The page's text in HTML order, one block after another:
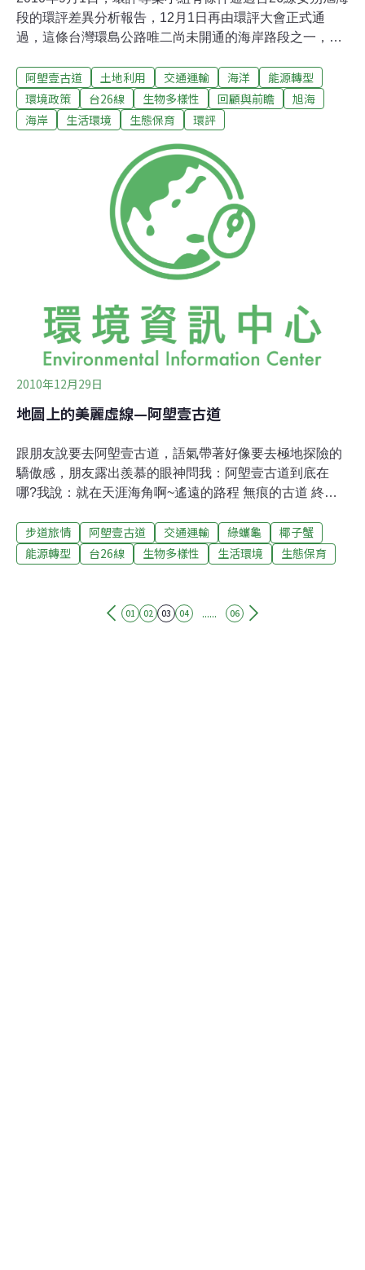
段的環評差異分析報告，12月1日再由環評大會正式通
過，這條台灣環島公路唯二尚未開通的海岸路段之一，與
未來能否保有原始海岸樣貌以及古道文化景觀，備受爭
議。台26線公路全長約92公里，從楓港往南繞經鵝鑾鼻、
滿洲港仔，預計通抵台東達仁鄉安朔，環繞整個恆春半島
海岸。目前尚有兩處路段未修築完成，分別是安朔至旭海
段，以及港仔至佳樂水段，兩者被稱為「環島公路的缺
口」。後者因位居墾丁國家公園境內，屬於生態敏感地
帶，環評決議不得開發，但前者已於2001年通過環評，
2006年3月開始動工。由於這段道路將通過天然海岸林、
礫石海岸、特殊地質景觀、歷史古道以及原住民人文遺
址，對環境與文化的衝擊太大，在環保團體與部分地方人
士長期抗議之後，公路局因而重新修正路線規劃，提出環
阿塱壹古道 土地利用 交通運輸 海洋
能源轉型
環境政策
台26線 生物多樣性 回顧與前瞻
旭海
海岸
生活環境 生態保育 環評
2010年12月29日
地圖上的美麗虛線—阿塱壹古道
跟朋友說要去阿塱壹古道，語氣帶著好像要去極地探險的
驕傲感，朋友露出羨慕的眼神問我：阿塱壹古道到底在
哪?我說：就在天涯海角啊~遙遠的路程 無痕的古道 終於
行者而言，那裏是合乎理想的淨土，也是旅人尋找浪跡天
涯孤寂感的荒野樂園。就那麼一點點遠，就那麼一點點
止符，海角的路口到了!這個人口稀少的偏遠小漁村，早幾
步道旅情 阿塱壹古道 交通運輸 綠蠵龜
椰子蟹
能源轉型
台26線 生物多樣性 生活環境 生態保育
01 02 03 04 ...... 06